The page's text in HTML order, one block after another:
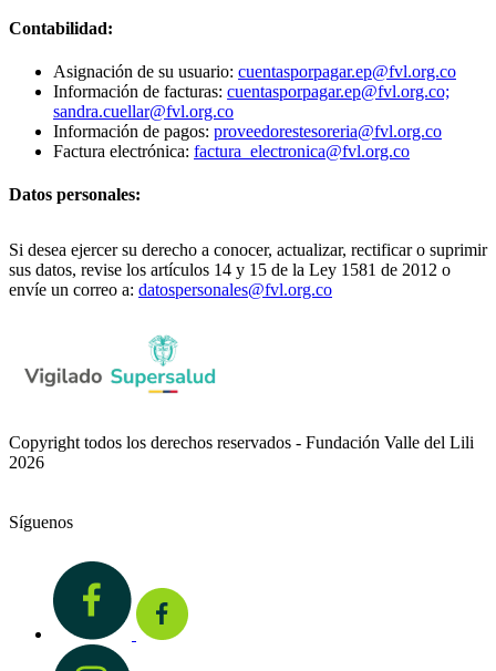
Contabilidad:
Asignación de su usuario: cuentasporpagar.ep@fvl.org.co
Información de facturas: cuentasporpagar.ep@fvl.org.co;
sandra.cuellar@fvl.org.co
Información de pagos: proveedorestesoreria@fvl.org.co
Factura electrónica: factura_electronica@fvl.org.co
Datos personales:
Si desea ejercer su derecho a conocer, actualizar, rectificar o suprimir
sus datos, revise los artículos 14 y 15 de la Ley 1581 de 2012 o
envíe un correo a: datospersonales@fvl.org.co
Copyright todos los derechos reservados - Fundación Valle del Lili
2026
Síguenos